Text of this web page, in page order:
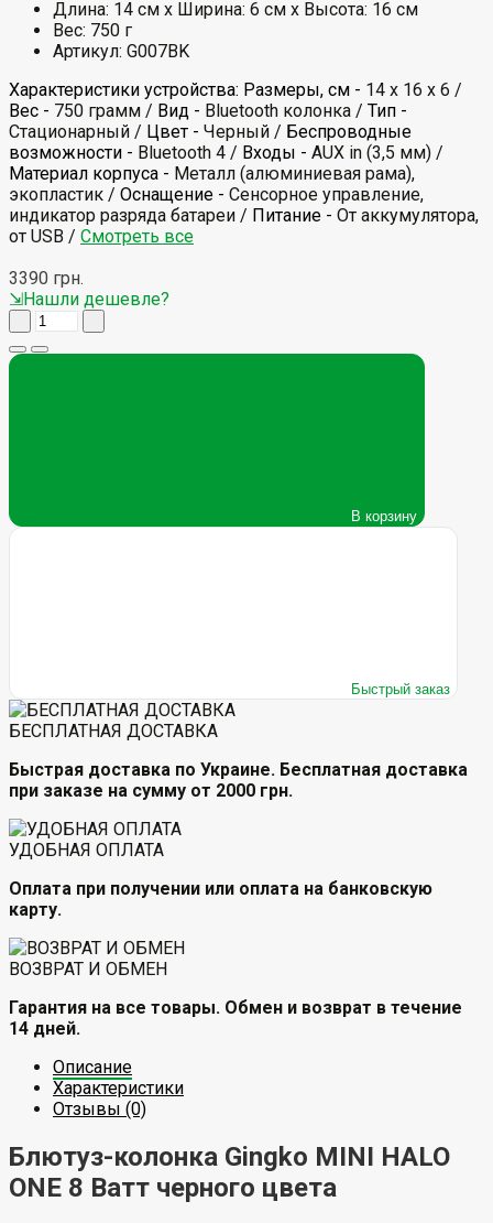
Длина: 14 см x Ширина: 6 см x Высота: 16 см
Вес: 750 г
Артикул: G007BK
Характеристики устройства: Размеры, см - 14 x 16 x 6 /
Вес - 750 грамм / Вид - Bluetooth колонка / Тип -
Стационарный / Цвет - Черный / Беспроводные
возможности - Bluetooth 4 / Входы - AUX in (3,5 мм) /
Материал корпуса - Металл (алюминиевая рама),
экопластик / Оснащение - Сенсорное управление,
индикатор разряда батареи / Питание - От аккумулятора,
от USB / Смотреть все
3390 грн.
⇲Нашли дешевле?
В корзину
Быстрый заказ
БЕСПЛАТНАЯ ДОСТАВКА
Быстрая доставка по Украине. Бесплатная доставка
при заказе на сумму от 2000 грн.
УДОБНАЯ ОПЛАТА
Оплата при получении или оплата на банковскую
карту.
ВОЗВРАТ И ОБМЕН
Гарантия на все товары. Обмен и возврат в течение
14 дней.
Описание
Характеристики
Отзывы (0)
Блютуз-колонка Gingko MINI HALO
ONE 8 Ватт черного цвета